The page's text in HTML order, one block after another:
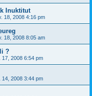
Inuktitut
18, 2008 4:16 pm
18, 2008 8:05 am
?
17, 2008 6:54 pm
14, 2008 3:44 pm